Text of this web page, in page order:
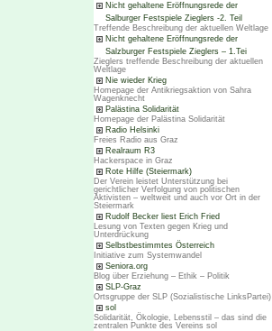
Nicht gehaltene Eröffnungsrede der
Salburger Festspiele Zieglers -2. Teil
Treffende Beschreibung der aktuellen Weltlage
Nicht gehaltene Eröffnungsrede der
Salzburger Festspiele Zieglers – 1.Tei
Zieglers treffende Beschreibung der aktuellen
Weltlage
Nie wieder Krieg
Homepage der Antikriegsaktion von Sahra
Wagenknecht
Palästina Solidarität
Homepage der Palästina Solidarität
Radio Helsinki
Freies Radio aus Graz
Realraum R3
Hackerspace in Graz
Rote Hilfe (Steiermark)
Der Verein leistet Unterstützung bei
gerichtlicher Verfolgung von politischen
Aktivisten – weltweit und auch vor Ort in der
Steiermark
Rudolf Becker liest Erich Fried
Lesung von Texten gegen Krieg und
Unterdrückung
Selbstbestimmtes Österreich
Initiative zum Systemwandel
Seniora.org
Blog über Erziehung – Ethik – Politik
SLP-Graz
Ortsgruppe der SLP (Sozialistische LinksPartei)
sol
Solidarität, Ökologie, Lebensstil – das sind die
zentralen Punkte des Vereins sol